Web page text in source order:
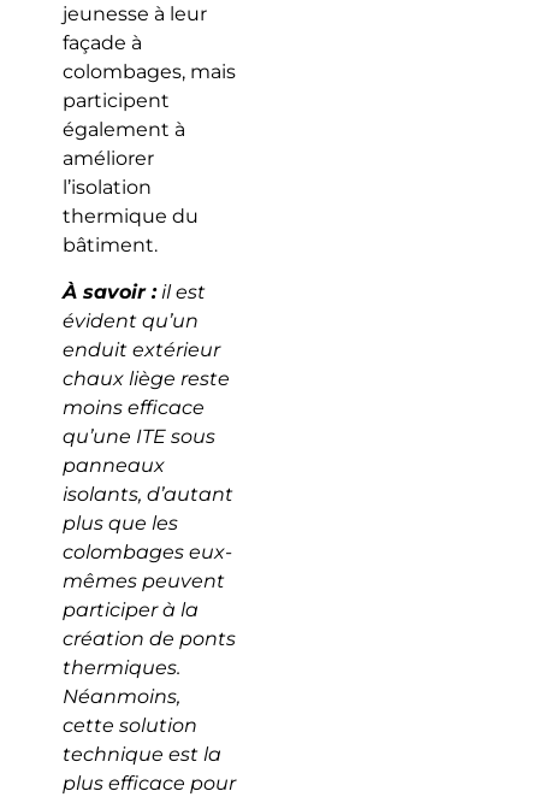
jeunesse à leur
façade à
colombages, mais
participent
également à
améliorer
l’isolation
thermique du
bâtiment.
À savoir :il est
évident qu’un
enduit extérieur
chaux liège reste
moins efficace
qu’une ITE sous
panneaux
isolants, d’autant
plus que les
colombages eux-
mêmes peuvent
participer à la
création de ponts
thermiques.
Néanmoins,
cette solution
technique est la
plus efficace pour